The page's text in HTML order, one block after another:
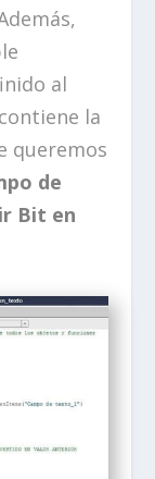
al
la
queremos
de
Bit en